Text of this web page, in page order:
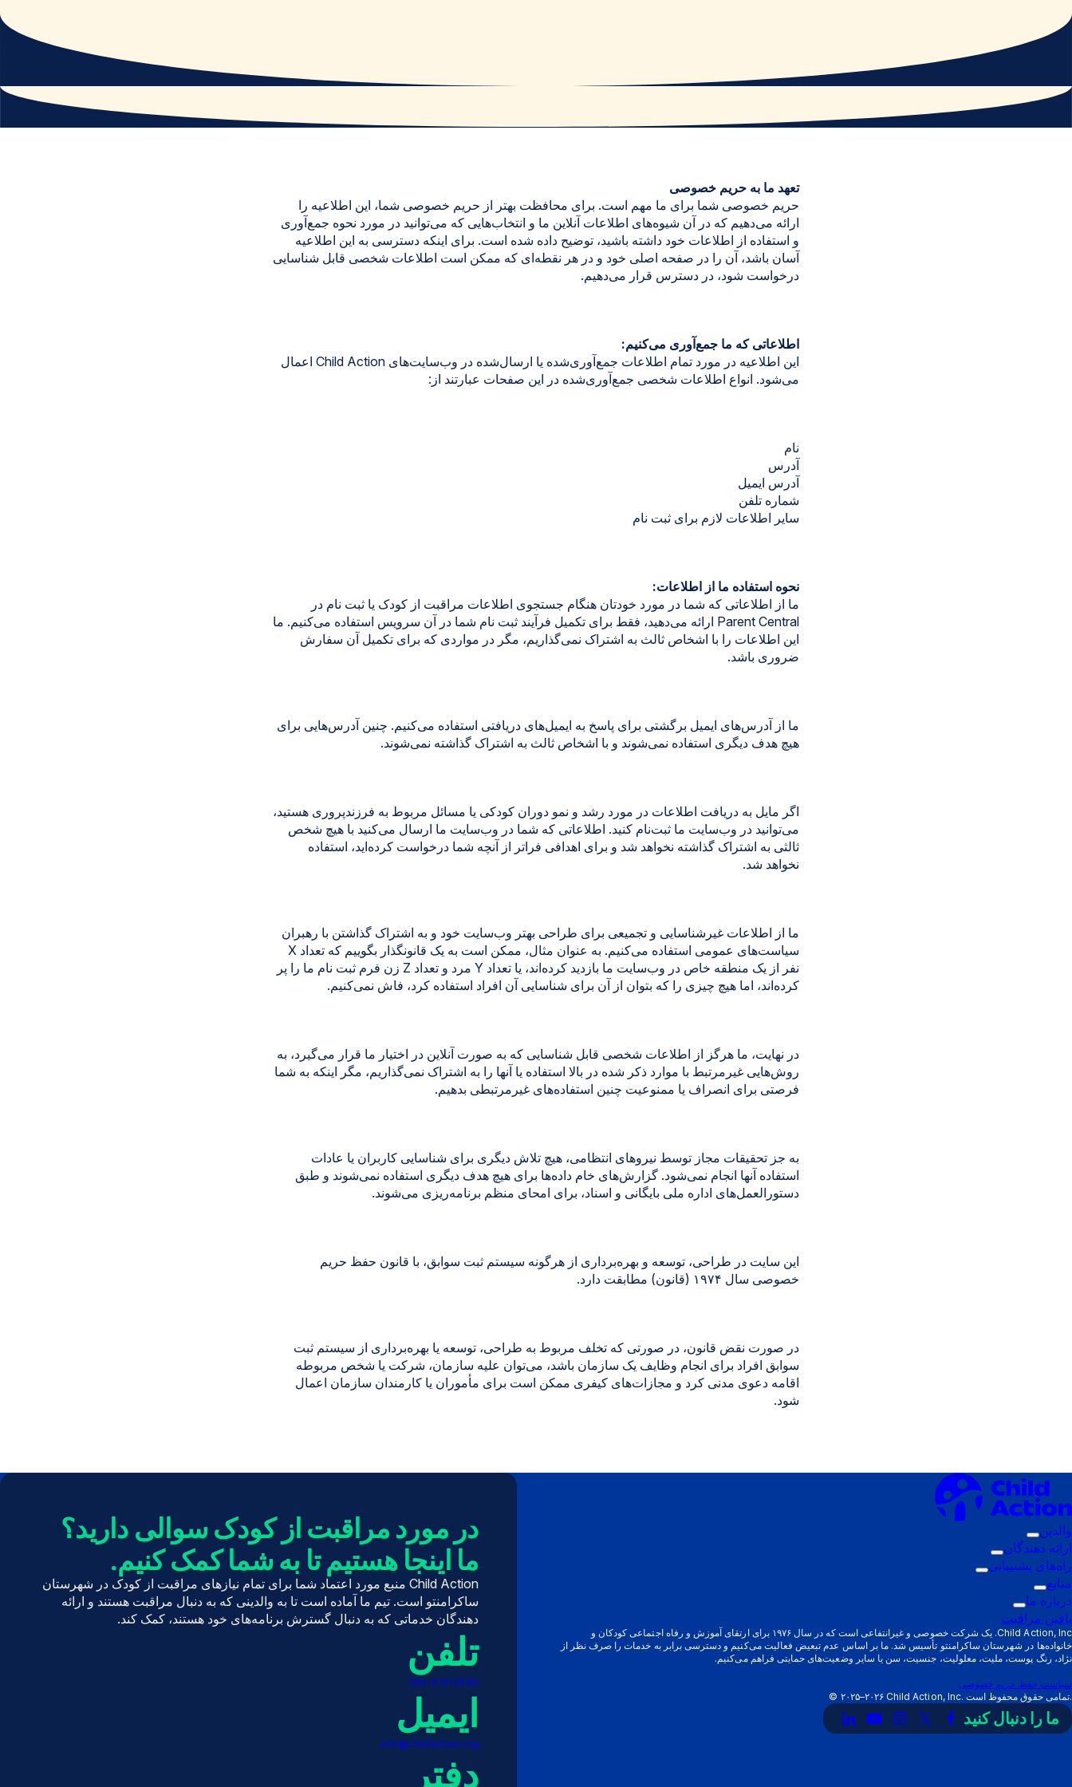
تعهد ما به حریم خصوصی
حریم خصوصی شما برای ما مهم است. برای محافظت بهتر از حریم خصوصی شما، این اطلاعیه را
ارائه می‌دهیم که در آن شیوه‌های اطلاعات آنلاین ما و انتخاب‌هایی که می‌توانید در مورد نحوه جمع‌آوری
و استفاده از اطلاعات خود داشته باشید، توضیح داده شده است. برای اینکه دسترسی به این اطلاعیه
آسان باشد، آن را در صفحه اصلی خود و در هر نقطه‌ای که ممکن است اطلاعات شخصی قابل شناسایی
درخواست شود، در دسترس قرار می‌دهیم.
اطلاعاتی که ما جمع‌آوری می‌کنیم:
این اطلاعیه در مورد تمام اطلاعات جمع‌آوری‌شده یا ارسال‌شده در وب‌سایت‌های Child Action اعمال
می‌شود. انواع اطلاعات شخصی جمع‌آوری‌شده در این صفحات عبارتند از:
نام
آدرس
آدرس ایمیل
شماره تلفن
سایر اطلاعات لازم برای ثبت نام
نحوه استفاده ما از اطلاعات:
ما از اطلاعاتی که شما در مورد خودتان هنگام جستجوی اطلاعات مراقبت از کودک یا ثبت نام در
Parent Central ارائه می‌دهید، فقط برای تکمیل فرآیند ثبت نام شما در آن سرویس استفاده می‌کنیم. ما
این اطلاعات را با اشخاص ثالث به اشتراک نمی‌گذاریم، مگر در مواردی که برای تکمیل آن سفارش
ضروری باشد.
ما از آدرس‌های ایمیل برگشتی برای پاسخ به ایمیل‌های دریافتی استفاده می‌کنیم. چنین آدرس‌هایی برای
هیچ هدف دیگری استفاده نمی‌شوند و با اشخاص ثالث به اشتراک گذاشته نمی‌شوند.
اگر مایل به دریافت اطلاعات در مورد رشد و نمو دوران کودکی یا مسائل مربوط به فرزندپروری هستید،
می‌توانید در وب‌سایت ما ثبت‌نام کنید. اطلاعاتی که شما در وب‌سایت ما ارسال می‌کنید با هیچ شخص
ثالثی به اشتراک گذاشته نخواهد شد و برای اهدافی فراتر از آنچه شما درخواست کرده‌اید، استفاده
نخواهد شد.
ما از اطلاعات غیرشناسایی و تجمیعی برای طراحی بهتر وب‌سایت خود و به اشتراک گذاشتن با رهبران
سیاست‌های عمومی استفاده می‌کنیم. به عنوان مثال، ممکن است به یک قانونگذار بگوییم که تعداد X
نفر از یک منطقه خاص در وب‌سایت ما بازدید کرده‌اند، یا تعداد Y مرد و تعداد Z زن فرم ثبت نام ما را پر
کرده‌اند، اما هیچ چیزی را که بتوان از آن برای شناسایی آن افراد استفاده کرد، فاش نمی‌کنیم.
در نهایت، ما هرگز از اطلاعات شخصی قابل شناسایی که به صورت آنلاین در اختیار ما قرار می‌گیرد، به
روش‌هایی غیرمرتبط با موارد ذکر شده در بالا استفاده یا آنها را به اشتراک نمی‌گذاریم، مگر اینکه به شما
فرصتی برای انصراف یا ممنوعیت چنین استفاده‌های غیرمرتبطی بدهیم.
به جز تحقیقات مجاز توسط نیروهای انتظامی، هیچ تلاش دیگری برای شناسایی کاربران یا عادات
استفاده آنها انجام نمی‌شود. گزارش‌های خام داده‌ها برای هیچ هدف دیگری استفاده نمی‌شوند و طبق
دستورالعمل‌های اداره ملی بایگانی و اسناد، برای امحای منظم برنامه‌ریزی می‌شوند.
این سایت در طراحی، توسعه و بهره‌برداری از هرگونه سیستم ثبت سوابق، با قانون حفظ حریم
خصوصی سال ۱۹۷۴ (قانون) مطابقت دارد.
در صورت نقض قانون، در صورتی که تخلف مربوط به طراحی، توسعه یا بهره‌برداری از سیستم ثبت
سوابق افراد برای انجام وظایف یک سازمان باشد، می‌توان علیه سازمان، شرکت یا شخص مربوطه
اقامه دعوی مدنی کرد و مجازات‌های کیفری ممکن است برای مأموران یا کارمندان سازمان اعمال
شود.
والدین
زیرمنوی
فعال‌سازی:
والدین
ارائه دهندگان
زیرمنوی
فعال‌سازی:
راه‌های پشتیبانی
زیرمنوی
پشتیبانی
منابع
زیرمنوی
فعال‌سازی:
منابع
درباره ما
زیرمنوی
فعال‌سازی:
درباره
ما
یافتن مراقبت
Child Action, Inc. یک شرکت خصوصی و غیرانتفاعی است که در سال ۱۹۷۶ برای ارتقای آموزش و رفاه اجتماعی کودکان و
خانواده‌ها در شهرستان ساکرامنتو تأسیس شد. ما بر اساس عدم تبعیض فعالیت می‌کنیم و دسترسی برابر به خدمات را صرف نظر از
نژاد، رنگ پوست، ملیت، معلولیت، جنسیت، سن یا سایر وضعیت‌های حمایتی فراهم می‌کنیم.
سیاست حفظ حریم خصوصی
© ۲۰۲۵–۲۰۲۶ Child Action, Inc. تمامی حقوق محفوظ است.
ما را دنبال کنید پیوند
به
لینک
به
لینک
به
لینک
به
لینک
به
در مورد مراقبت از کودک سوالی دارید؟
ما اینجا هستیم تا به شما کمک کنیم.
Child Action منبع مورد اعتماد شما برای تمام نیازهای مراقبت از کودک در شهرستان
ساکرامنتو است. تیم ما آماده است تا به والدینی که به دنبال مراقبت هستند و ارائه
دهندگان خدماتی که به دنبال گسترش برنامه‌های خود هستند، کمک کند.
تلفن
(916) 369-0191
ایمیل
info@childaction.org
دفتر